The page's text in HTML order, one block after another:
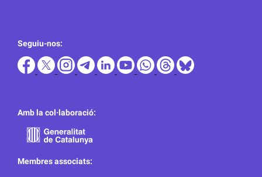
Seguiu-nos:
Amb la col·laboració:
Membres associats: